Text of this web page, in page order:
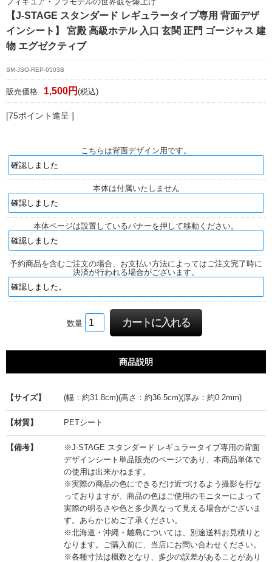
【J-STAGE スタンダード レギュラータイプ専用 背面デザ
インシート】 宮殿 高級ホテル 入口 玄関 正門 ゴージャス 建
物 エグゼクティブ
SM-JSO-REP-0503B
販売価格 1,500円 (税込)
[75ポイント進呈 ]
こちらは背面デザイン用です。
本体は付属いたしません
本体ページは設置しているバナーを押して移動ください。
予約商品を含むご注文の場合、お支払い方法によってはご注文完了時に
決済が行われる場合がございます。
数量
商品説明
【サイズ】 (幅：約31.8cm)(高さ：約36.5cm)(厚み：約0.2mm)
【材質】 PETシート
【備考】
※J-STAGE スタンダード レギュラータイプ専用の背面
デザインシート単品販売のページであり、本商品単体で
の使用は出来かねます。
※実際の商品の色にできるだけ近づけるよう撮影を行な
っておりますが、商品の色はご使用のモニターによって
実際の明るさや色と多少異なって見える場合がございま
す。あらかじめご了承ください。
※北海道・沖縄・離島については、別途送料お見積りと
なります。ご購入前に、当店にお問い合わせください。
※各種寸法は概数となり、多少の誤差があることがあり